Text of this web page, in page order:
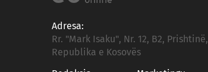
Adresa:
Rr. "Mark Isaku", Nr. 12, B2, Prishtinë,
Republika e Kosovës